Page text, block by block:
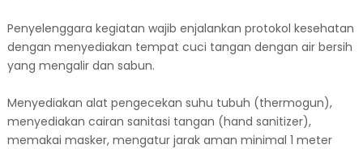
Penyelenggara kegiatan wajib enjalankan protokol kesehatan
dengan menyediakan tempat cuci tangan dengan air bersih
yang mengalir dan sabun.
Menyediakan alat pengecekan suhu tubuh (thermogun),
menyediakan cairan sanitasi tangan (hand sanitizer),
memakai masker, mengatur jarak aman minimal 1 meter